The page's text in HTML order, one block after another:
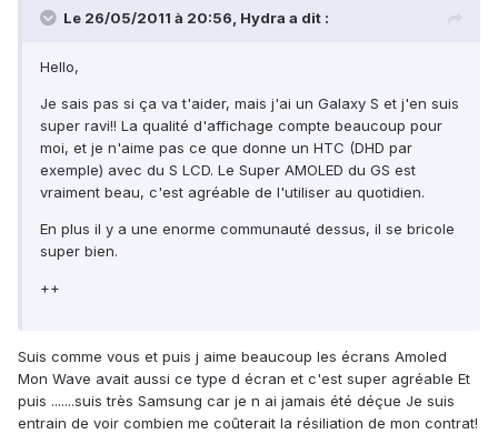
Le 26/05/2011 à 20:56, Hydra a dit :
Hello,
Je sais pas si ça va t'aider, mais j'ai un Galaxy S et j'en suis
super ravi!! La qualité d'affichage compte beaucoup pour
moi, et je n'aime pas ce que donne un HTC (DHD par
exemple) avec du S LCD. Le Super AMOLED du GS est
vraiment beau, c'est agréable de l'utiliser au quotidien.
En plus il y a une enorme communauté dessus, il se bricole
super bien.
++
Suis comme vous et puis j aime beaucoup les écrans Amoled
Mon Wave avait aussi ce type d écran et c'est super agréable Et
puis .......suis très Samsung car je n ai jamais été déçue Je suis
entrain de voir combien me coûterait la résiliation de mon contrat!